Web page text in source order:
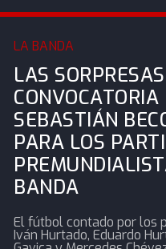
LA BANDA
LAS
CONVOCATORIA
SEBASTIÁN
PARA LOS
BANDA
El fútbol contado por los
Iván Hurtado, Eduardo